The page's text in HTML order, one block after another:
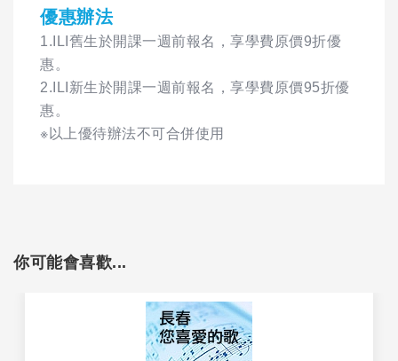
優惠辦法
1.ILI舊生於開課一週前報名，享學費原價9折優
惠。
2.ILI新生於開課一週前報名，享學費原價95折優
惠。
※以上優待辦法不可合併使用
你可能會喜歡...